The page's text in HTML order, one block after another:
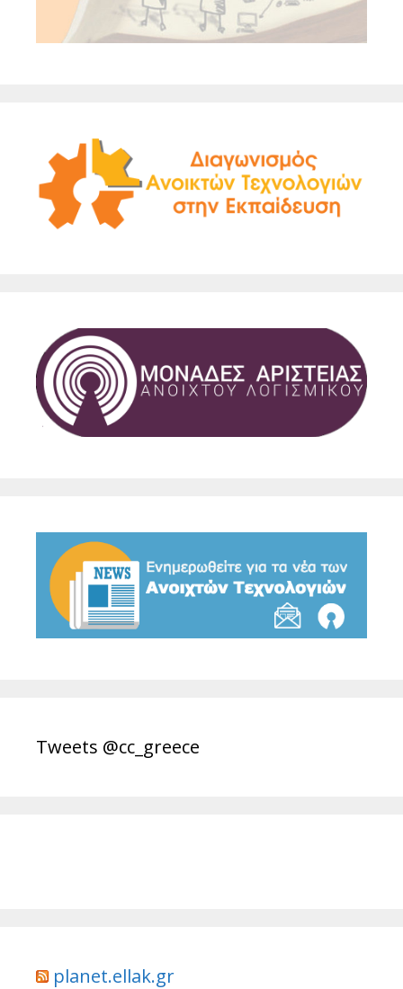
Tweets @cc_greece
planet.ellak.gr